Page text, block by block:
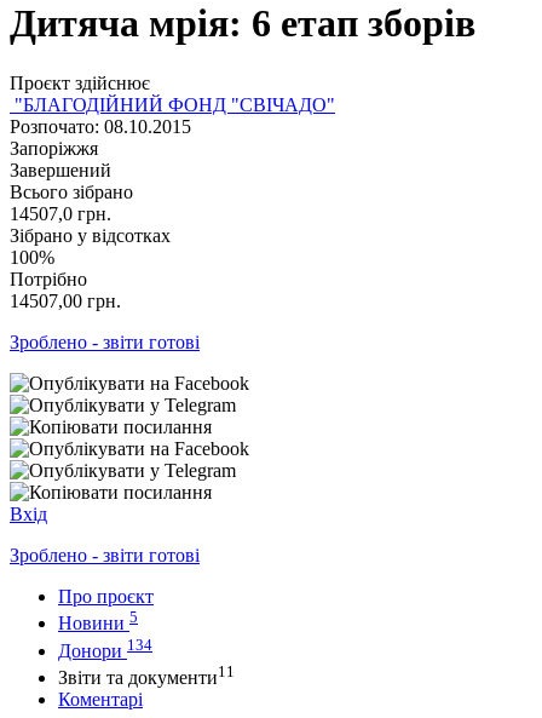
Дитяча мрія: 6 етап зборів
Проєкт здійснює
"БЛАГОДІЙНИЙ ФОНД "СВІЧАДО"
Розпочато: 08.10.2015
Запоріжжя
Завершений
Всього зібрано
14507,0 грн.
Зібрано у відсотках
100%
Потрібно
14507,00 грн.
Зроблено - звіти готові
Вхід
Зроблено - звіти готові
Про проєкт
Новини 5
Донори 134
Звіти та документи11
Коментарі